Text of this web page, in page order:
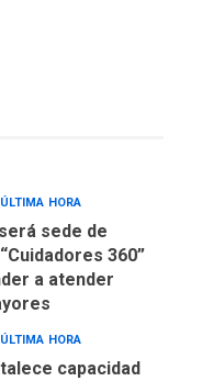
ÚLTIMA HORA
sede de
360”
a atender
ÚLTIMA HORA
capacidad